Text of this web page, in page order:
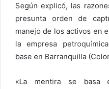
Según explicó, las
presunta orden de
manejo de los activos en
la empresa
base en Barranquilla
«La mentira se basa